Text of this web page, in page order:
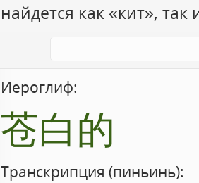
найдется как «кит», так
Иероглиф:
苍白的
Транскрипция (пиньинь):